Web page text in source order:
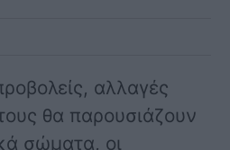
αλλαγές
θα παρουσιάζουν
σώματα, οι